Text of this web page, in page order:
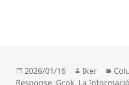
Publicado
el
2026/01/16 Autor
Iker
Response, Grok, La